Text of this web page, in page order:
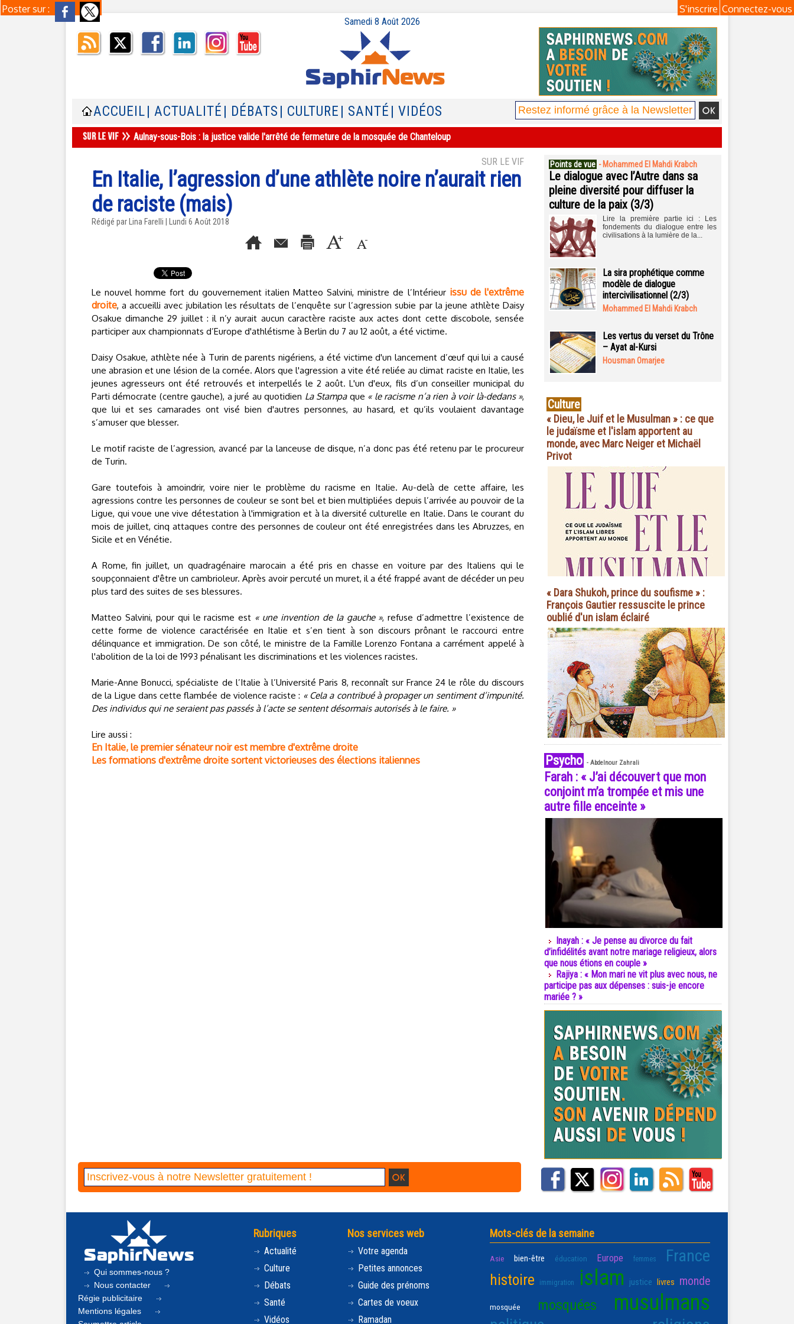
Poster sur : Connectez-vous
S'inscrire
Samedi 8 Août 2026
ACCUEIL | ACTUALITÉ | DÉBATS | CULTURE | SANTÉ | VIDÉOS
Aulnay-sous-Bois : la justice valide l'arrêté de fermeture de la mosquée de Chanteloup
SUR LE VIF
En Italie, l’agression d’une athlète noire n’aurait rien
de raciste (mais)
Rédigé par Lina Farelli | Lundi 6 Août 2018
Le nouvel homme fort du gouvernement italien Matteo Salvini, ministre de l’Intérieur issu de l'extrême
droite, a accueilli avec jubilation les résultats de l’enquête sur l’agression subie par la jeune athlète Daisy
Osakue dimanche 29 juillet : il n’y aurait aucun caractère raciste aux actes dont cette discobole, sensée
participer aux championnats d’Europe d'athlétisme à Berlin du 7 au 12 août, a été victime.
Daisy Osakue, athlète née à Turin de parents nigériens, a été victime d'un lancement d’œuf qui lui a causé
une abrasion et une lésion de la cornée. Alors que l'agression a vite été reliée au climat raciste en Italie, les
jeunes agresseurs ont été retrouvés et interpellés le 2 août. L'un d'eux, fils d’un conseiller municipal du
Parti démocrate (centre gauche), a juré au quotidien La Stampaque « le racisme n’a rien à voir là-dedans »,
que lui et ses camarades ont visé bien d'autres personnes, au hasard, et qu’ils voulaient davantage
s’amuser que blesser.
Le motif raciste de l’agression, avancé par la lanceuse de disque, n’a donc pas été retenu par le procureur
de Turin.
Gare toutefois à amoindrir, voire nier le problème du racisme en Italie. Au-delà de cette affaire, les
agressions contre les personnes de couleur se sont bel et bien multipliées depuis l’arrivée au pouvoir de la
Ligue, qui voue une vive détestation à l'immigration et à la diversité culturelle en Italie. Dans le courant du
mois de juillet, cinq attaques contre des personnes de couleur ont été enregistrées dans les Abruzzes, en
Sicile et en Vénétie.
A Rome, fin juillet, un quadragénaire marocain a été pris en chasse en voiture par des Italiens qui le
soupçonnaient d'être un cambrioleur. Après avoir percuté un muret, il a été frappé avant de décéder un peu
plus tard des suites de ses blessures.
Matteo Salvini, pour qui le racisme est « une invention de la gauche », refuse d’admettre l’existence de
cette forme de violence caractérisée en Italie et s’en tient à son discours prônant le raccourci entre
délinquance et immigration. De son côté, le ministre de la Famille Lorenzo Fontana a carrément appelé à
l'abolition de la loi de 1993 pénalisant les discriminations et les violences racistes.
Marie-Anne Bonucci, spécialiste de l’Italie à l’Université Paris 8, reconnaît sur France 24 le rôle du discours
de la Ligue dans cette flambée de violence raciste : « Cela a contribué à propager un sentiment d’impunité.
Des individus qui ne seraient pas passés à l’acte se sentent désormais autorisés à le faire. »
Lire aussi :
En Italie, le premier sénateur noir est membre d'extrême droite
Les formations d'extrême droite sortent victorieuses des élections italiennes
Points de vue - Mohammed El Mahdi Krabch
Le dialogue avec l’Autre dans sa
pleine diversité pour diffuser la
culture de la paix (3/3)
Lire la première partie ici : Les
fondements du dialogue entre les
civilisations à la lumière de la...
La sira prophétique comme
modèle de dialogue
intercivilisationnel (2/3)
Mohammed El Mahdi Krabch
Les vertus du verset du Trône
– Ayat al-Kursi
Housman Omarjee
Culture
« Dieu, le Juif et le Musulman » : ce que
le judaïsme et l'islam apportent au
monde, avec Marc Neiger et Michaël
Privot
« Dara Shukoh, prince du soufisme » :
François Gautier ressuscite le prince
oublié d'un islam éclairé
Psycho - Abdelnour Zahrali
Farah : « J’ai découvert que mon
conjoint m’a trompée et mis une
autre fille enceinte »
Inayah : « Je pense au divorce du fait
d’infidélités avant notre mariage religieux, alors
que nous étions en couple »
Rajiya : « Mon mari ne vit plus avec nous, ne
participe pas aux dépenses : suis-je encore
mariée ? »
Qui sommes-nous ?
Nous contacter
Régie publicitaire
Mentions légales
Rubriques
Actualité
Culture
Débats
Santé
Vidéos
Nos services web
Votre agenda
Petites annonces
Guide des prénoms
Cartes de voeux
Ramadan
Mots-clés de la semaine
Asie bien-être éducation Europe femmes France
histoire immigration islam justice livres monde
mosquée mosquées musulmans